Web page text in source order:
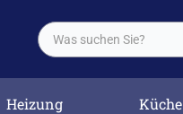
Heizung Küche